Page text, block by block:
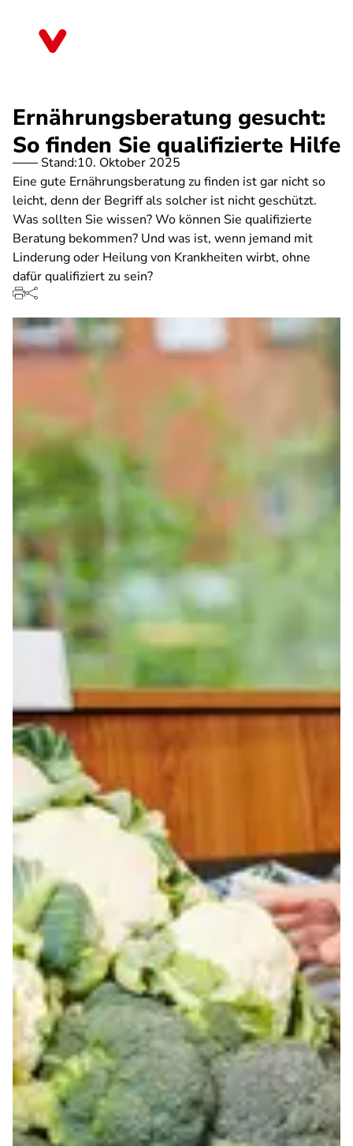
Ernährungsberatung gesucht:
So finden Sie qualifizierte Hilfe
Stand:10. Oktober 2025
Eine gute Ernährungsberatung zu finden ist gar nicht so
leicht, denn der Begriff als solcher ist nicht geschützt.
Was sollten Sie wissen? Wo können Sie qualifizierte
Beratung bekommen? Und was ist, wenn jemand mit
Linderung oder Heilung von Krankheiten wirbt, ohne
dafür qualifiziert zu sein?